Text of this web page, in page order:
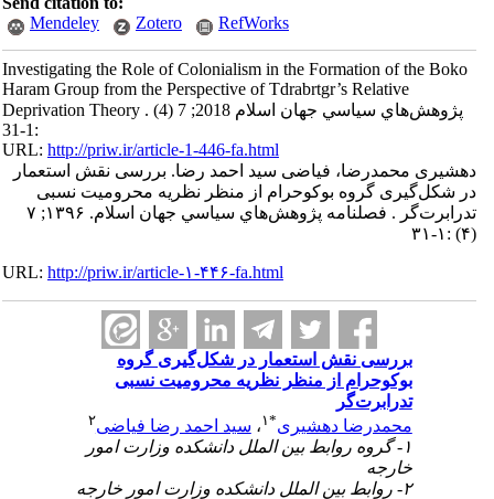
Mendeley
Zotero RefWorks
Investigating the Role of Colonialism in the Formation of the Boko
Haram Group from the Perspective of Tdrabrtgr’s Relative
Deprivation Theory . پژوهش‌هاي سياسي جهان اسلام 2018; 7 (4)
URL:http://priw.ir/article-1-446-fa.html
دهشیری محمدرضا، فیاضی سید احمد رضا. بررسی نقش استعمار
در شکل‌گیری گروه بوکوحرام از منظر نظریه محرومیت نسبی
تدرابرت‌گر . فصلنامه پژوهش‌هاي سياسي جهان اسلام. ۱۳۹۶; ۷
URL:http://priw.ir/article-۱-۴۴۶-fa.html
بررسی نقش استعمار در شکل‌گیری گروه
بوکوحرام از منظر نظریه محرومیت نسبی
تدرابرت‌گر
محمدرضا دهشیری* ۱،سید احمد رضا فیاضی
۱- گروه روابط بین الملل دانشکده وزارت امور
خارجه